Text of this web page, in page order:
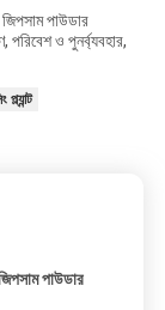
জিপসাম পাউডার
পরিবেশ ও পুনর্ব্যবহার,
পাউডার